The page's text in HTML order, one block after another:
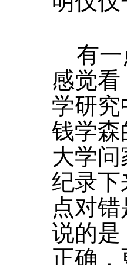
有
感觉
学研
钱学森
大学
纪录下
点对
说的是
正确